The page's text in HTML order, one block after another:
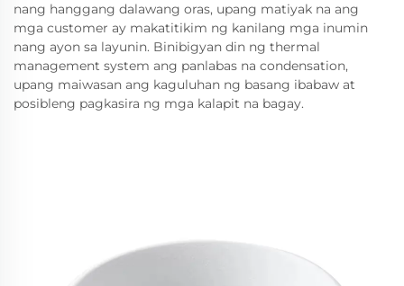
nang hanggang dalawang oras, upang matiyak na ang
mga customer ay makatitikim ng kanilang mga inumin
nang ayon sa layunin. Binibigyan din ng thermal
management system ang panlabas na condensation,
upang maiwasan ang kaguluhan ng basang ibabaw at
posibleng pagkasira ng mga kalapit na bagay.